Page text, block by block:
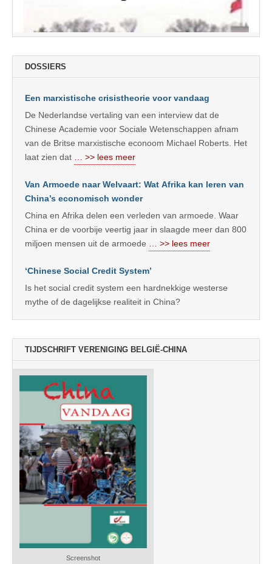
DOSSIERS
Een marxistische crisistheorie voor vandaag
De Nederlandse vertaling van een interview dat de
Chinese Academie voor Sociale Wetenschappen afnam
van de Britse marxistische econoom Michael Roberts. Het
laat zien dat
… >> lees meer
Van Armoede naar Welvaart: Wat Afrika kan leren van
China’s economisch wonder
China en Afrika delen een verleden van armoede. Waar
China er de voorbije veertig jaar in slaagde meer dan 800
miljoen mensen uit de armoede
… >> lees meer
‘Chinese Social Credit System’
Is het social credit system een hardnekkige westerse
mythe of de dagelijkse realiteit in China?
TIJDSCHRIFT VERENIGING BELGIË-CHINA
Screenshot